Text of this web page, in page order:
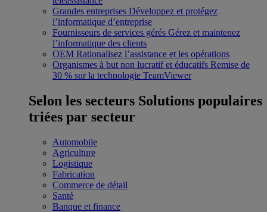
Grandes entreprises Développez et protégez
l’informatique d’entreprise
Fournisseurs de services gérés Gérez et maintenez
l’informatique des clients
OEM Rationalisez l’assistance et les opérations
Organismes à but non lucratif et éducatifs Remise de
30 % sur la technologie TeamViewer
Selon les secteurs Solutions populaires
triées par secteur
Automobile
Agriculture
Logistique
Fabrication
Commerce de détail
Santé
Banque et finance